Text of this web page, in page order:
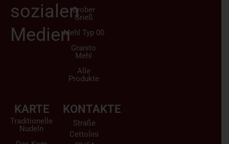
sozialen
Medien
Grober
Grieß
Mehl Typ 00
Granito
Mehl
Alle
Produkte
KARTE
Traditionelle
Nudeln
KONTAKTE
Straße
Cettolini